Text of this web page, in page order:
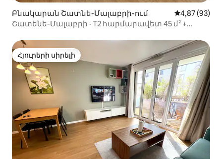
Բնակարան Շատնե-Մալաբրի-ում Միջին
4,87 (93)
Շատենե-Մալաբրի · T2 հարմարավետ 45 մ² +
Հյուրերի սիրելի
Հյուրերի սիրելի